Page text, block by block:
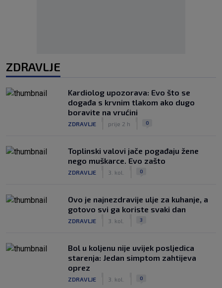
ZDRAVLJE
Kardiolog upozorava: Evo što se
događa s krvnim tlakom ako dugo
boravite na vrućini
ZDRAVLJE prije 2 h 0
Toplinski valovi jače pogađaju žene
nego muškarce. Evo zašto
ZDRAVLJE 3. kol. 0
Ovo je najnezdravije ulje za kuhanje, a
gotovo svi ga koriste svaki dan
ZDRAVLJE 3. kol. 3
Bol u koljenu nije uvijek posljedica
starenja: Jedan simptom zahtijeva
oprez
ZDRAVLJE 3. kol. 0